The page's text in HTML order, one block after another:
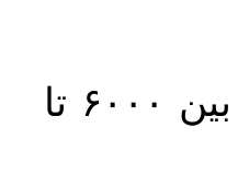
حجم کل مقاله با احتساب تمام بخش‌های مذکور در بند ۲، بین ۶۰۰۰ تا